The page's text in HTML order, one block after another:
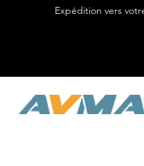
Expédition vers